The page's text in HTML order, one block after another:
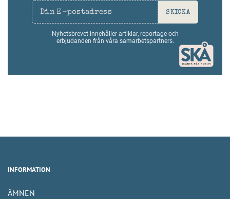
SKICKA
Nyhetsbrevet innehåller artiklar, reportage och
erbjudanden från våra samarbetspartners.
INFORMATION
ÄMNEN